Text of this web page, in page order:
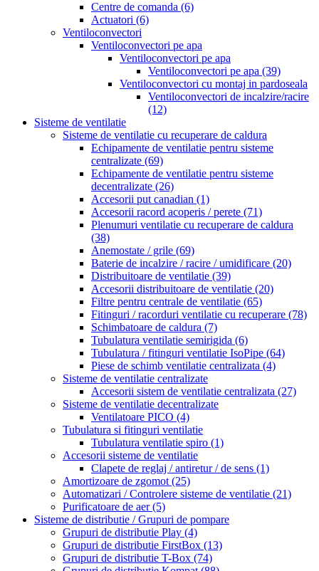
Centre de comanda (6)
Actuatori (6)
Ventiloconvectori
Ventiloconvectori pe apa
Ventiloconvectori pe apa
Ventiloconvectori pe apa (39)
Ventiloconvectori cu montaj in pardoseala
Ventiloconvectori de incalzire/racire
(12)
Sisteme de ventilatie
Sisteme de ventilatie cu recuperare de caldura
Echipamente de ventilatie pentru sisteme
centralizate (69)
Echipamente de ventilatie pentru sisteme
decentralizate (26)
Accesorii put canadian (1)
Accesorii racord acoperis / perete (71)
Plenumuri ventilatie cu recuperare de caldura
(38)
Anemostate / grile (69)
Baterie de incalzire / racire / umidificare (20)
Distribuitoare de ventilatie (39)
Accesorii distribuitoare de ventilatie (20)
Filtre pentru centrale de ventilatie (65)
Fitinguri / racorduri ventilatie cu recuperare (78)
Schimbatoare de caldura (7)
Tubulatura ventilatie semirigida (6)
Tubulatura / fitinguri ventilatie IsoPipe (64)
Piese de schimb ventilatie centralizata (4)
Sisteme de ventilatie centralizate
Accesorii sistem de ventilatie centralizata (27)
Sisteme de ventilatie decentralizate
Ventilatoare PICO (4)
Tubulatura si fitinguri ventilatie
Tubulatura ventilatie spiro (1)
Accesorii sisteme de ventilatie
Clapete de reglaj / antiretur / de sens (1)
Amortizoare de zgomot (25)
Automatizari / Controlere sisteme de ventilatie (21)
Purificatoare de aer(5)
Sisteme de distributie / Grupuri de pompare
Grupuri de distributie Play (4)
Grupuri de distributie FirstBox (13)
Grupuri de distributie T-Box (74)